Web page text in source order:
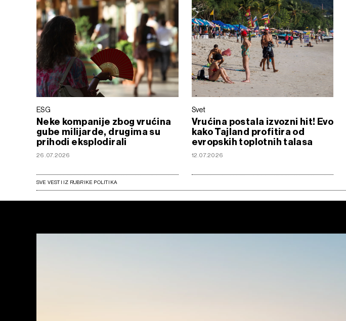
ESG
Neke kompanije zbog vrućina
gube milijarde, drugima su
prihodi eksplodirali
26.07.2026
Svet
Vrućina postala izvozni hit! Evo
kako Tajland profitira od
evropskih toplotnih talasa
12.07.2026
SVE VESTI IZ RUBRIKE POLITIKA